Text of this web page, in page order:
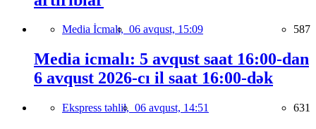
Media İcmalı, 06 avqust, 15:09 587
Media icmalı: 5 avqust saat 16:00-dan
6 avqust 2026-cı il saat 16:00-dək
Ekspress təhlil, 06 avqust, 14:51 631